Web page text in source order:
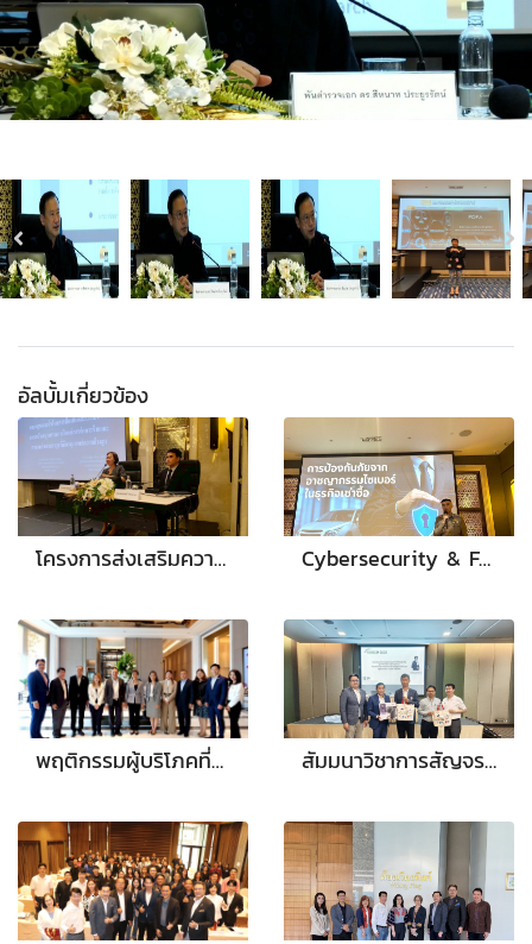
อัลบั้มเกี่ยวข้อง
โครงการส่งเสริมความรู้ความเข้าใจเกี่ยวกับการปฏิบัติตามกฎหมายว่าด้วยการป้องกันและปราบปรามการฟอกเงินฯ และวิธีการเข้าใช้งานระบบ AMRAC สำหรับผู้มีหน้าที่รายงาน กลุ่มธุรกิจค้าหรือให้เช่าซื้อรถยนต์ Cybersecurity & Fraud Prevention in Financial & Leasing Industry การป้องกันอาชญากรรมทางไซเบอร์ในธุรกิจสินเชื่อเช่าซื้อรถยนต์ (21/04/2568)
พฤติกรรมผู้บริโภคที่มีต่อรถยนต์ไฟฟ้า และการบริหารตลาดรถยนต์ EV ใช้แล้ว (19/05/2568) สัมมนาวิชาการสัญจรครั้งที่ 1/2568 จังหวัดขอนแก่น “อัปเดตธุรกิจเช่าซื้อและกฎหมายใหม่ ปี 2568” ในวันที่ 12 มิถุนายน 2568